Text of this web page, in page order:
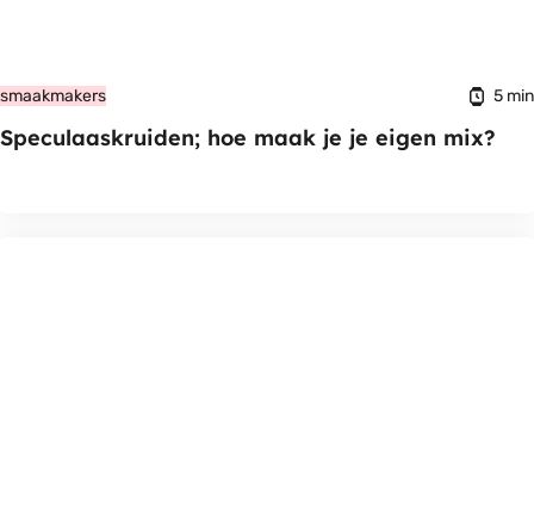
smaakmakers 5 min
Speculaaskruiden; hoe maak je je eigen mix?